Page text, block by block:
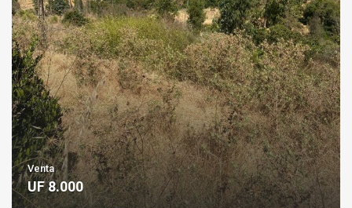
Venta
UF 8.000